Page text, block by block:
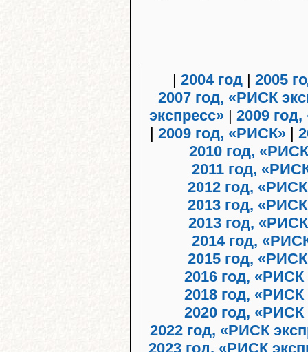
|2004 год |2005
2007 год, «РИСК
экспресс»
2009
2009 год, «РИСК»
2010 год,
2011 год,
2012 год,
2013 год,
2013 год,
2014 год,
2015 год,
2016 год, «РИСК
2018 год, «РИСК
2020 год, «РИСК
2022 год, «РИСК
2023 год, «РИСК